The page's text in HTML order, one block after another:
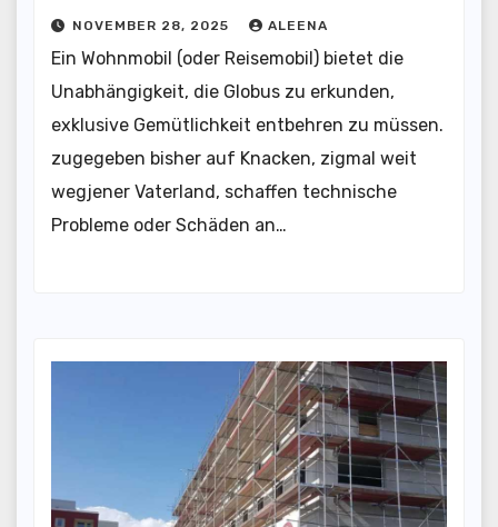
NOVEMBER 28, 2025 ALEENA
Ein Wohnmobil (oder Reisemobil) bietet die
Unabhängigkeit, die Globus zu erkunden,
exklusive Gemütlichkeit entbehren zu müssen.
zugegeben bisher auf Knacken, zigmal weit
wegjener Vaterland, schaffen technische
Probleme oder Schäden an…